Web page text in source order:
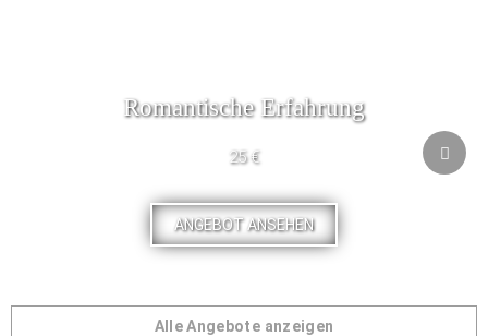
Romantische Erfahrung
25 €
ANGEBOT ANSEHEN
Alle Angebote anzeigen